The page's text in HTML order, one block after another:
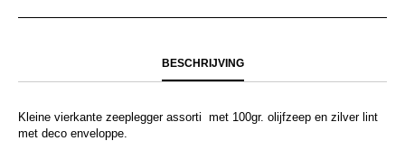
BESCHRIJVING
Kleine vierkante zeeplegger assorti met 100gr. olijfzeep en zilver lint
met deco enveloppe.